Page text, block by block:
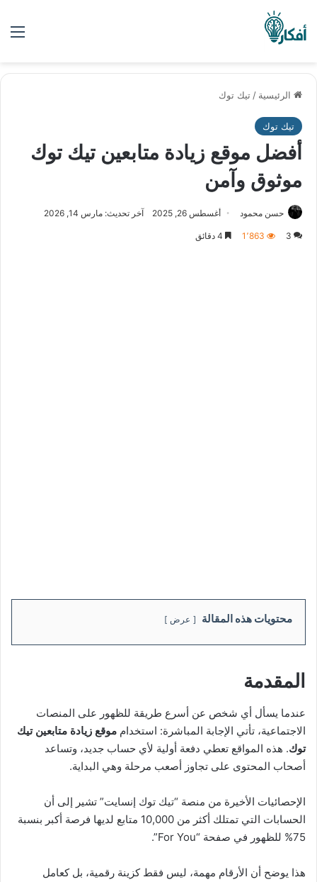
الرئيسية / تيك توك
تيك توك
أفضل موقع زيادة متابعين تيك توك
موثوق وآمن
حسن محمود أغسطس 26, 2025 آخر تحديث: مارس 14, 2026
3 1٬863
محتويات هذه المقالة عرض
المقدمة
عندما يسأل أي شخص عن أسرع طريقة للظهور على المنصات
الاجتماعية، تأتي الإجابة المباشرة: استخدام موقع زيادة متابعين تيك
توك. هذه المواقع تعطي دفعة أولية لأي حساب جديد، وتساعد
أصحاب المحتوى على تجاوز أصعب مرحلة وهي البداية.
الإحصائيات الأخيرة من منصة “تيك توك إنسايت” تشير إلى أن
الحسابات التي تمتلك أكثر من 10,000 متابع لديها فرصة أكبر بنسبة
75% للظهور في صفحة “For You”.
هذا يوضح أن الأرقام مهمة، ليس فقط كزينة رقمية، بل كعامل